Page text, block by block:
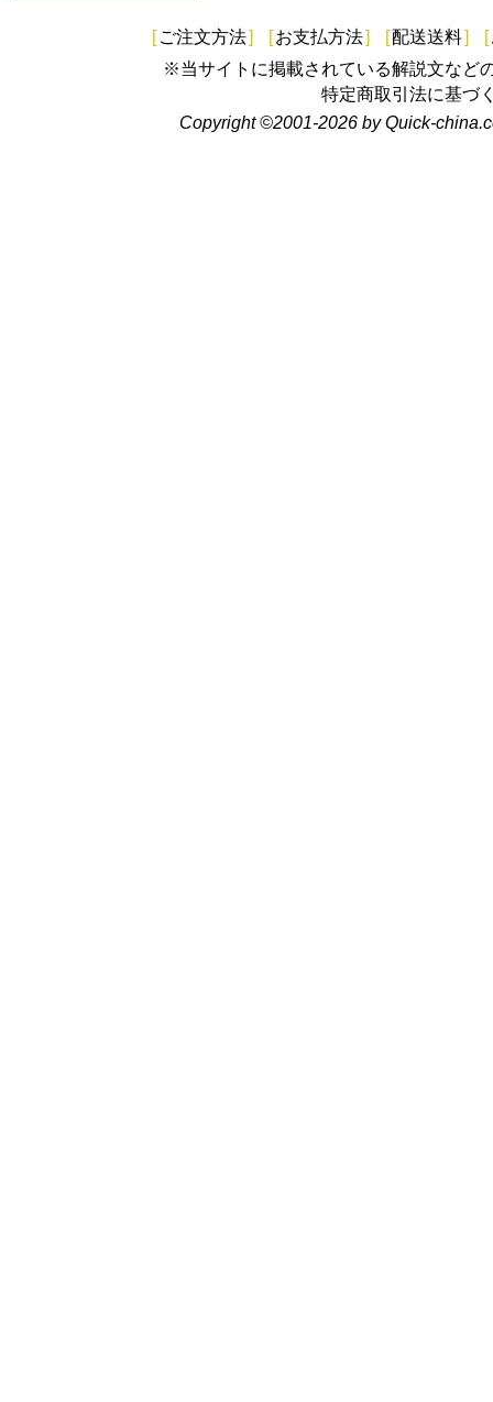
[ ご注文方法] [お支払方法] [配送送料] [
※当サイトに掲載されている解説文など
特定商取引法に基づ
Copyright ©2001-2026 by Quick-